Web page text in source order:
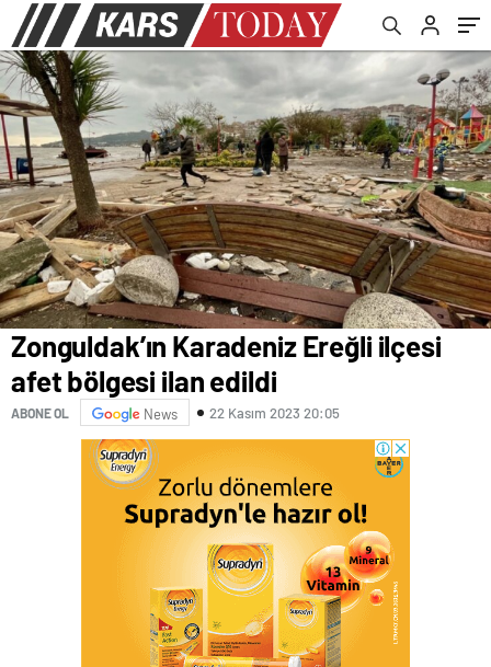
Zonguldak’ın Karadeniz Ereğli ilçesi
afet bölgesi ilan edildi
ABONE OL News 22 Kasım 2023 20:05
birbirlerine girdi